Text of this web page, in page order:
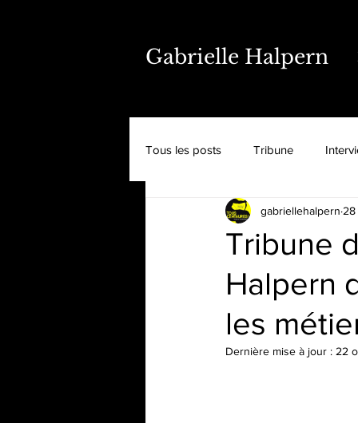
Gabrielle Halpern
Tous les posts Tribune
Tribune
Halpern
les
gabriellehalpern
Dernière mise à jour : 22